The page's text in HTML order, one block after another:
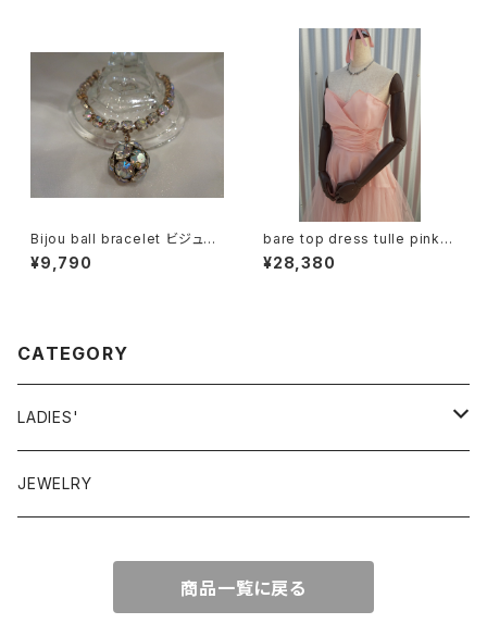
Bijou ball bracelet ビジュー
ボール ブレスレット
¥9,790
bare top dress tulle pink/
ベアトップワンピース ピンク
¥28,380
CATEGORY
LADIES'
VINTAGE
JEWELRY
商品一覧に戻る